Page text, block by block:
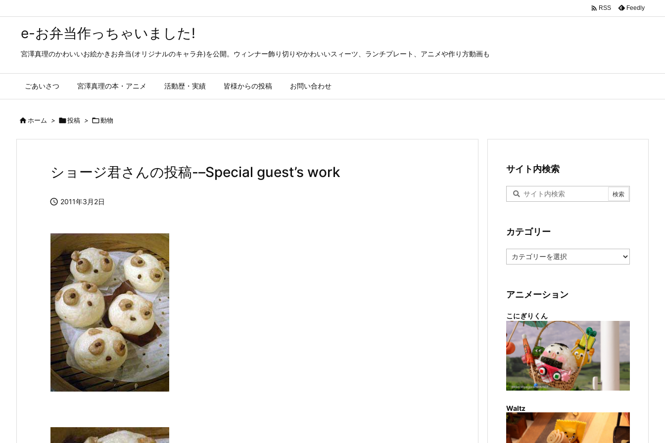
e-お弁当作っちゃいました!
宮澤真理のかわいいお絵かきお弁当(オリジナルのキャラ弁)を公開。ウィンナー飾り切りやかわいいスィーツ、ランチプレート、アニメや作り方動画も
ごあいさつ 宮澤真理の本・アニメ 活動歴・実績 皆様からの投稿 お問い合わせ
 RSS Feedly
ホーム > 投稿 > 動物
ショージ君さんの投稿-–Special guest’s work
 2011年3月2日
サイト内検索
カテゴリー
テ
ー
アニメーション
こにぎりくん
Waltz